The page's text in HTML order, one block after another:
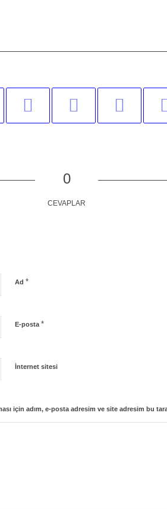
0
CEVAPLAR
Ad *
E-posta *
İnternet sitesi
için adım, e-posta adresim ve site adresim bu